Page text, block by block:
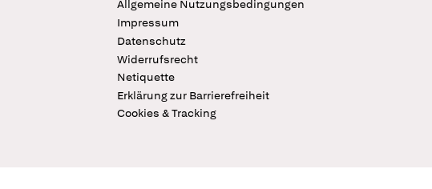
Allgemeine Nutzungsbedingungen
Impressum
Datenschutz
Widerrufsrecht
Netiquette
Erklärung zur Barrierefreiheit
Cookies & Tracking